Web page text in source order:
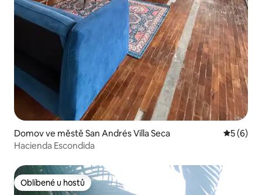
Domov ve městě San Andrés Villa Seca
5 (6)
Hacienda Escondida
Oblíbené u hostů
Oblíbené u hostů